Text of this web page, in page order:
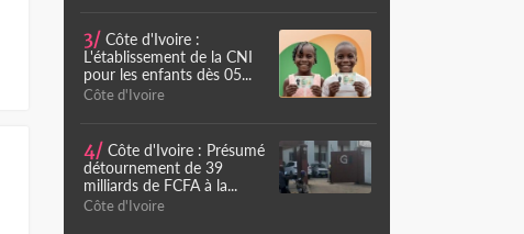
3/ Côte d'Ivoire :
L'établissement de la CNI
pour les enfants dès 05...
Côte d'Ivoire
4/ Côte d'Ivoire : Présumé
détournement de 39
milliards de FCFA à la...
Côte d'Ivoire